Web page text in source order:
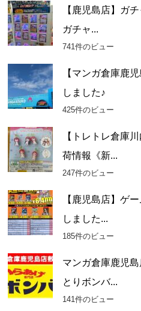
カ
イ
ブ
【鹿児島店】ガ
ガチャ...
741件のビュー
【マンガ倉庫鹿
しました♪
425件のビュー
【トレトレ倉庫
荷情報《新...
247件のビュー
【鹿児島店】ゲ
しました...
185件のビュー
マンガ倉庫鹿児
とりボンバ...
141件のビュー